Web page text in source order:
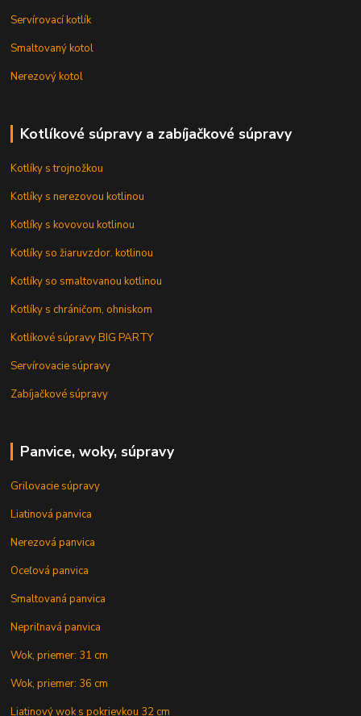
Servírovací kotlík
Smaltovaný kotol
Nerezový kotol
Kotlíkové súpravy a zabíjačkové súpravy
Kotlíky s trojnožkou
Kotlíky s nerezovou kotlinou
Kotlíky s kovovou kotlinou
Kotlíky so žiaruvzdor. kotlinou
Kotlíky so smaltovanou kotlinou
Kotlíky s chráničom, ohniskom
Kotlíkové súpravy BIG PARTY
Servírovacie súpravy
Zabíjačkové súpravy
Panvice, woky, súpravy
Grilovacie súpravy
Liatinová panvica
Nerezová panvica
Oceľová panvica
Smaltovaná panvica
Nepriľnavá panvica
Wok, priemer: 31 cm
Wok, priemer: 36 cm
Liatinový wok s pokrievkou 32 cm